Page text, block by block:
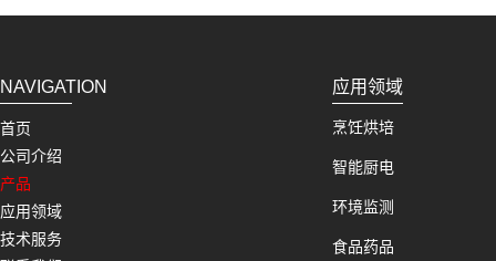
NAVIGATION
首页
公司介绍
产品
应用领域
技术服务
应用领域
烹饪烘培
智能厨电
环境监测
食品药品